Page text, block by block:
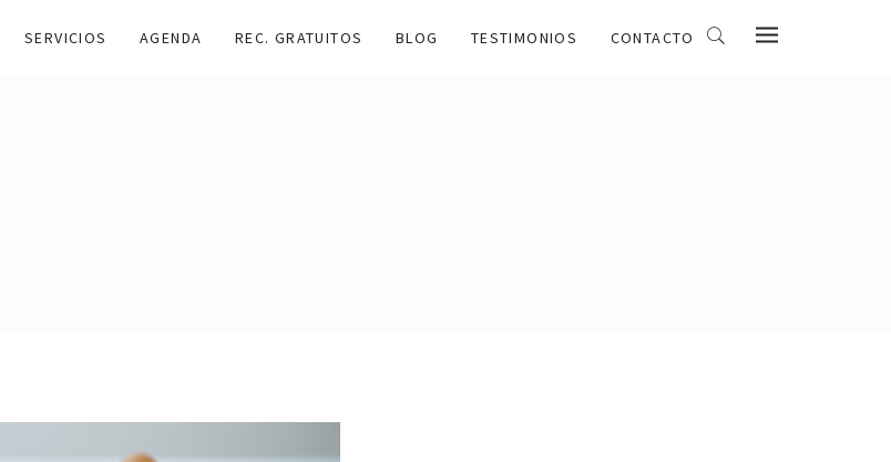
SERVICIOS AGENDA REC. GRATUITOS BLOG TESTIMONIOS CONTACTO